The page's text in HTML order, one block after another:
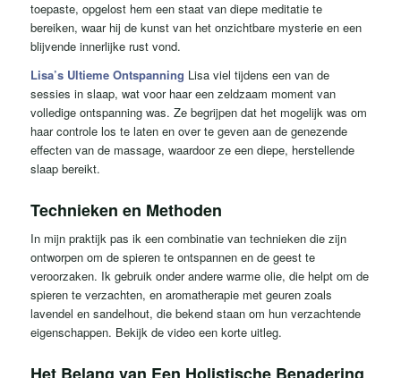
toepaste, opgelost hem een ​​staat van diepe meditatie te
bereiken, waar hij de kunst van het onzichtbare mysterie en een
blijvende innerlijke rust vond.
Lisa’s Ultieme Ontspanning Lisa viel tijdens een van de
sessies in slaap, wat voor haar een zeldzaam moment van
volledige ontspanning was. Ze begrijpen dat het mogelijk was om
haar controle los te laten en over te geven aan de genezende
effecten van de massage, waardoor ze een diepe, herstellende
slaap bereikt.
Technieken en Methoden
In mijn praktijk pas ik een combinatie van technieken die zijn
ontworpen om de spieren te ontspannen en de geest te
veroorzaken. Ik gebruik onder andere warme olie, die helpt om de
spieren te verzachten, en aromatherapie met geuren zoals
lavendel en sandelhout, die bekend staan ​​om hun verzachtende
eigenschappen. Bekijk de video een korte uitleg.